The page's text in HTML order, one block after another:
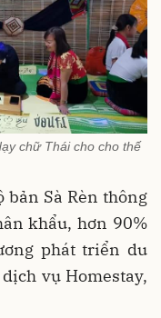
chữ Thái cho cho thế
Sà Rèn thông
khẩu, hơn 90%
phát triển du
vụ Homestay,